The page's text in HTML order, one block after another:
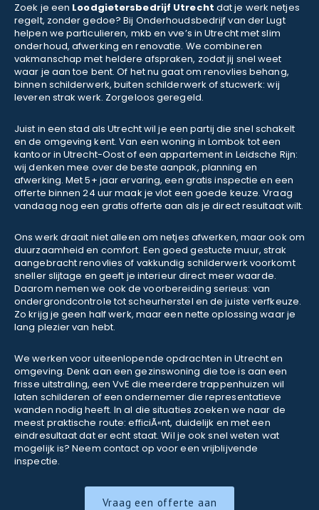
Zoek je een Loodgietersbedrijf Utrecht dat je werk netjes
regelt, zonder gedoe? Bij Onderhoudsbedrijf van der Lugt
helpen we particulieren, mkb en vve’s in Utrecht met slim
onderhoud, afwerking en renovatie. We combineren
vakmanschap met heldere afspraken, zodat jij snel weet
waar je aan toe bent. Of het nu gaat om renovlies behang,
binnen schilderwerk, buiten schilderwerk of stucwerk: wij
leveren strak werk. Zorgeloos geregeld.
Juist in een stad als Utrecht wil je een partij die snel schakelt
en de omgeving kent. Van een woning in Lombok tot een
kantoor in Utrecht-Oost of een appartement in Leidsche Rijn:
wij denken mee over de beste aanpak, planning en
afwerking. Met 5+ jaar ervaring, een gratis inspectie en een
offerte binnen 24 uur maak je vlot een goede keuze. Vraag
vandaag nog een gratis offerte aan als je direct resultaat wilt.
Ons werk draait niet alleen om netjes afwerken, maar ook om
duurzaamheid en comfort. Een goed gestucte muur, strak
aangebracht renovlies of vakkundig schilderwerk voorkomt
sneller slijtage en geeft je interieur direct meer waarde.
Daarom nemen we ook de voorbereiding serieus: van
ondergrondcontrole tot scheurherstel en de juiste verfkeuze.
Zo krijg je geen half werk, maar een nette oplossing waar je
lang plezier van hebt.
We werken voor uiteenlopende opdrachten in Utrecht en
omgeving. Denk aan een gezinswoning die toe is aan een
frisse uitstraling, een VvE die meerdere trappenhuizen wil
laten schilderen of een ondernemer die representatieve
wanden nodig heeft. In al die situaties zoeken we naar de
meest praktische route: efficiÃ«nt, duidelijk en met een
eindresultaat dat er echt staat. Wil je ook snel weten wat
mogelijk is? Neem contact op voor een vrijblijvende
inspectie.
Vraag een offerte aan